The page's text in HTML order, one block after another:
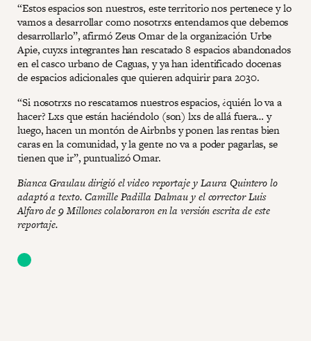
“Estos espacios son nuestros, este territorio nos pertenece y lo
vamos a desarrollar como nosotrxs entendamos que debemos
desarrollarlo”, afirmó Zeus Omar de la organización Urbe
Apie, cuyxs integrantes han rescatado 8 espacios abandonados
en el casco urbano de Caguas, y ya han identificado docenas
de espacios adicionales que quieren adquirir para 2030.
“Si nosotrxs no rescatamos nuestros espacios, ¿quién lo va a
hacer? Lxs que están haciéndolo (son) lxs de allá fuera… y
luego, hacen un montón de Airbnbs y ponen las rentas bien
caras en la comunidad, y la gente no va a poder pagarlas, se
tienen que ir”, puntualizó Omar.
Bianca Graulau dirigió el video reportaje y Laura Quintero lo
adaptó a texto. Camille Padilla Dalmau y el corrector Luis
Alfaro de 9 Millones colaboraron en la versión escrita de este
reportaje.